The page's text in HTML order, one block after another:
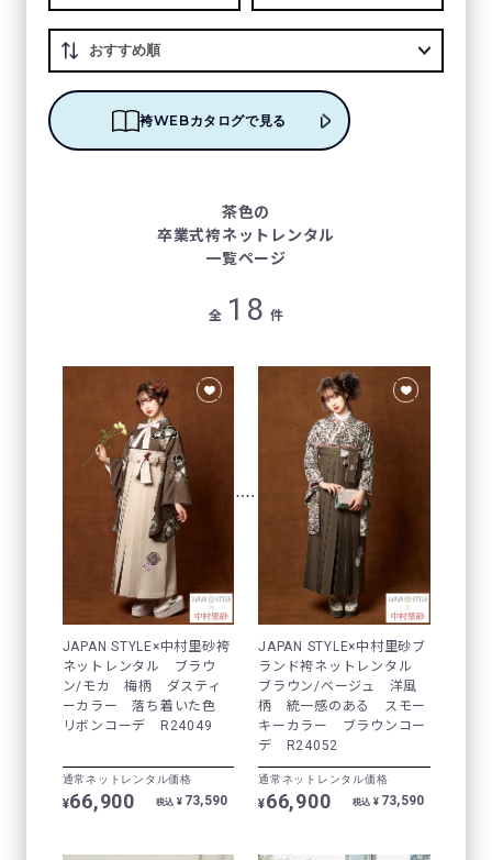
袴WEBカタログで見る
茶色の
卒業式袴ネットレンタル
一覧ページ
全 18 件
JAPAN STYLE×中村里砂袴
ネットレンタル ブラウ
ン/モカ 梅柄 ダスティ
ーカラー 落ち着いた色
リボンコーデ R24049
通常ネットレンタル価格
¥66,900 税込 ¥ 73,590
JAPAN STYLE×中村里砂ブ
ランド袴ネットレンタル
ブラウン/ベージュ 洋風
柄 統一感のある スモー
キーカラー ブラウンコー
デ R24052
通常ネットレンタル価格
¥66,900 税込 ¥ 73,590